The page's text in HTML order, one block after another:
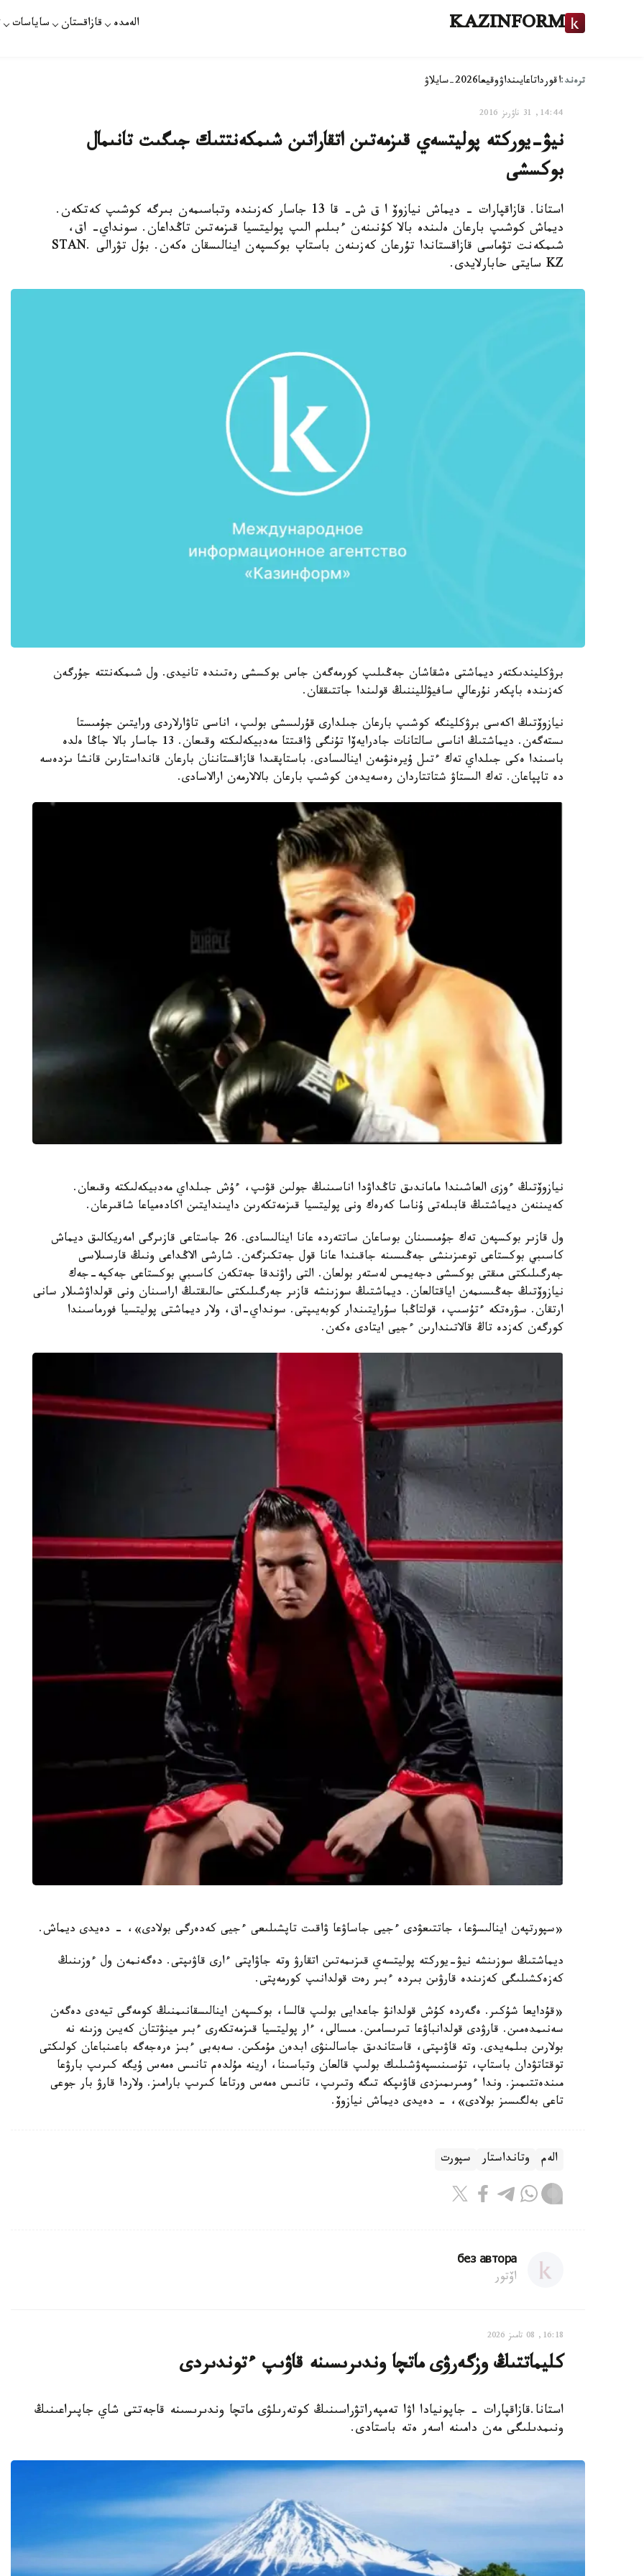
KAZINFORM الەمدە قازاقستان ساياسات
ترەند:اقورداتاعايىنداۋوقيعا2026-سايلاۋ
14:44, 31 ناۋرىز 2016
نيۋ-يوركتە پوليتسەي قىزمەتىن اتقاراتىن شىمكەنتتىك جىگىت تانىمال
بوكسشى
استانا. قازاقپارات - ديماش نيازوۆ ا ق ش- قا 13 جاسار كەزىندە وتباسىمەن بىرگە كوشىپ كەتكەن.
ديماش كوشىپ بارعان ەلىندە بالا كۇنىنەن ءبىلىم الىپ پوليتسيا قىزمەتىن تاڭداعان. سونداي- اق،
شىمكەنت تۋماسى قازاقستاندا تۇرعان كەزىنەن باستاپ بوكسپەن اينالىسقان ەكەن. بۇل تۋرالى STAN.
KZ سايتى حابارلايدى.
برۋكليندىكتەر ديماشتى ەشقاشان جەڭىلىپ كورمەگەن جاس بوكسشى رەتىندە تانيدى. ول شىمكەنتتە جۇرگەن
كەزىندە باپكەر نۇرعالي سافيۋلليننىڭ قولىندا جاتتىققان.
نيازوۆتىڭ اكەسى برۋكلينگە كوشىپ بارعان جىلدارى قۇرلىسشى بولىپ، اناسى تاۋارلاردى ورايتىن جۇمىستا
ىستەگەن. ديماشتىڭ اناسى سالتانات جادرايەۆا تۇنگى ۋاقىتتا مەدبيكەلىكتە وقىعان. 13 جاسار بالا جاڭا ەلدە
باسىندا ەكى جىلداي تەك ءتىل ۇيرەنۋمەن اينالىسادى. باستاپقىدا قازاقستاننان بارعان قانداستارىن قانشا ىزدەسە
دە تاپپاعان. تەك الىستاۋ شتاتتاردان رەسەيدەن كوشىپ بارعان بالالارمەن ارالاسادى.
نيازوۆتىڭ ءوزى العاشىندا ماماندىق تاڭداۋدا اناسىنىڭ جولىن قۋىپ، ءۇش جىلداي مەدبيكەلىكتە وقىعان.
كەيىننەن ديماشتىڭ قابىلەتى ۇناسا كەرەك ونى پوليتسيا قىزمەتكەرىن دايىندايتىن اكادەمياعا شاقىرعان.
ول قازىر بوكسپەن تەك جۇمىسىنان بوساعان ساتتەردە عانا اينالىسادى. 26 جاستاعى قازىرگى امەريكالىق ديماش
كاسىبي بوكستاعى توعىزىنشى جەڭىسىنە جاقىندا عانا قول جەتكىزگەن. شارشى الاڭداعى ونىڭ قارسىلاسى
جەرگىلىكتى مىقتى بوكسشى دجەيمس لەستەر بولعان. التى راۋندقا جەتكەن كاسىبي بوكستاعى جەكپە-جەك
نيازوۆتىڭ جەڭىسىمەن اياقتالعان. ديماشتىڭ سوزىنشە قازىر جەرگىلىكتى حالىقتىڭ اراسىنان ونى قولداۋشىلار سانى
ارتقان. سۋرەتكە ءتۇسىپ، قولتاڭبا سۇرايتىندار كوبەيىپتى. سونداي-اق، ولار ديماشتى پوليتسيا فورماسىندا
كورگەن كەزدە تاڭ قالاتىندارىن ءجيى ايتادى ەكەن.
«سپورتپەن اينالىسۋعا، جاتتىعۋدى ءجيى جاساۋعا ۋاقىت تاپشىلىعى ءجيى كەدەرگى بولادى»، - دەيدى ديماش.
ديماشتىڭ سوزىنشە نيۋ-يوركتە پوليتسەي قىزىمەتىن اتقارۋ وتە جاۋاپتى ءارى قاۋىپتى. دەگەنمەن ول ءوزىنىڭ
كەزەكشىلىگى كەزىندە قارۋىن بىردە ءبىر رەت قولدانىپ كورمەپتى.
«قۇدايعا شۇكىر. ەگەردە كۇش قولدانۋ جاعدايى بولىپ قالسا، بوكسپەن اينالىسقانىمنىڭ كومەگى تيەدى دەگەن
سەنىمدەمىن. قارۋدى قولدانباۋعا تىرىسامىن. مىسالى، ءار پوليتسيا قىزمەتكەرى ءبىر مينۋتتان كەيىن وزىنە نە
بولارىن بىلمەيدى. وتە قاۋىپتى، قاستاندىق جاسالىنۋى ابدەن مۇمكىن. سەبەبى ءبىز ەرەجەگە باعىنباعان كولىكتى
توقتاتۋدان باستاپ، تۇسىنىسپەۋشىلىك بولىپ قالعان وتباسىنا، ارينە مۇلدەم تانىس ەمەس ۇيگە كىرىپ بارۋعا
مىندەتتىمىز. وندا ءومىرىمىزدى قاۋىپكە تىگە وتىرىپ، تانىس ەمەس ورتاعا كىرىپ بارامىز. ولاردا قارۋ بار جوعى
تاعى بەلگىسىز بولادى»، - دەيدى ديماش نيازوۆ.
الەم وتانداستار سپورت
без автора
اۆتور
16:18, 08 تامىز 2026
كليماتتىڭ وزگەرۋى ماتچا وندىرىسىنە قاۋىپ ءتوندىردى
استانا.قازاقپارات - جاپونيادا اۋا تەمپەراتۋراسىنىڭ كوتەرىلۋى ماتچا وندىرىسىنە قاجەتتى شاي جاپىراعىنىڭ
ونىمدىلىگى مەن دامىنە اسەر ەتە باستادى.